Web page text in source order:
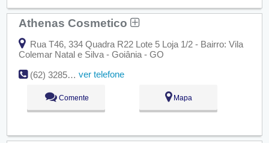
Athenas Cosmetico
Rua T46, 334 Quadra R22 Lote 5 Loja 1/2 - Bairro: Vila
Colemar Natal e Silva - Goiânia - GO
(62) 3285-8430
ver telefone
Comente Mapa